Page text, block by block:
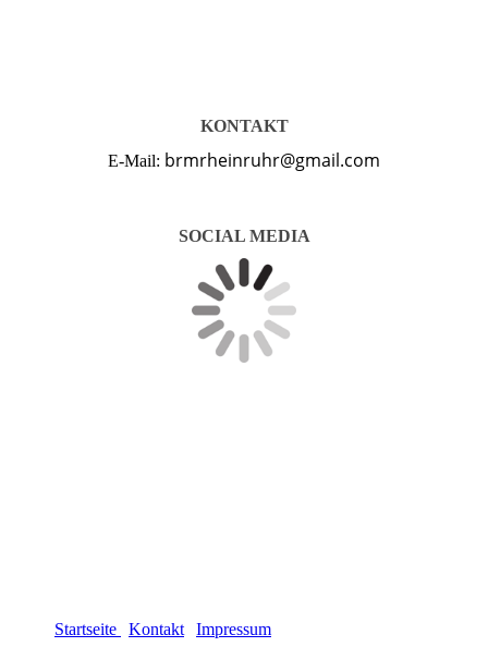
KONTAKT
E-Mail: brmrheinruhr@gmail.com
SOCIAL MEDIA
Startseite Kontakt Impressum